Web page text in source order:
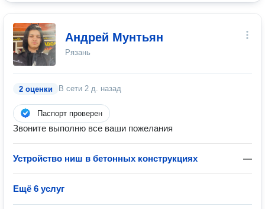
Андрей Мунтьян
Рязань
2 оценки В сети 2 д. назад
Паспорт проверен
Звоните выполню все ваши пожелания
Устройство ниш в бетонных конструкциях —
Ещё 6 услуг